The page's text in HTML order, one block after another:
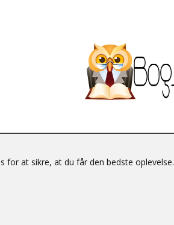
for at sikre, at du får den bedste oplevelse.